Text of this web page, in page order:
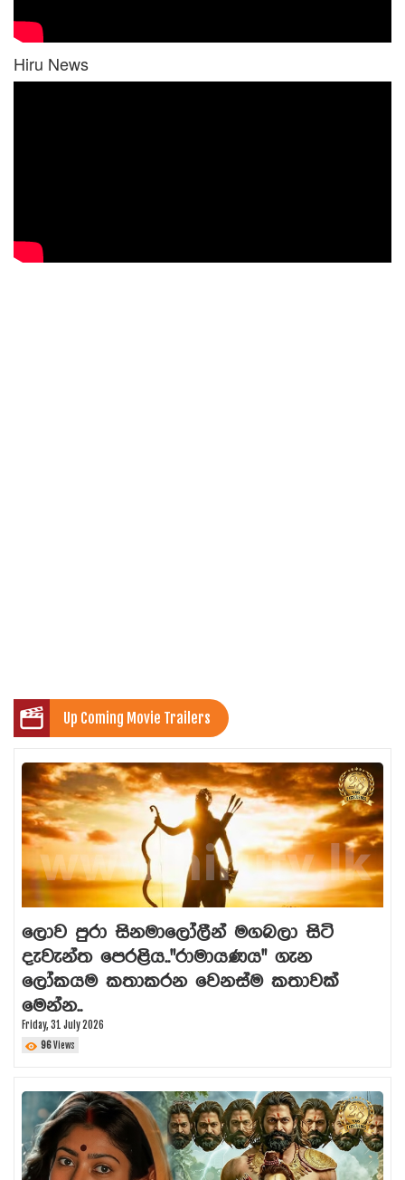
Hiru News
Up Coming Movie Trailers
ලොව පුරා සිනමාලෝලීන් මගබලා සිටි
දැවැන්ත පෙරළිය.."රාමායණය" ගැන
ලෝකයම කතාකරන වෙනස්ම කතාවක්
මෙන්න..
Friday, 31 July 2026
96Views